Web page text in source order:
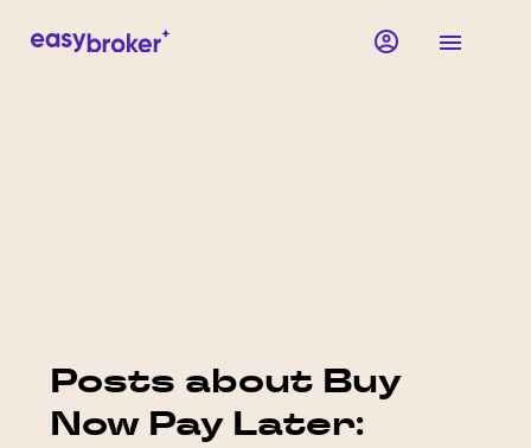
Posts about Buy
Now Pay Later: